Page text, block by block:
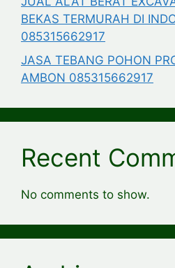
BEKAS TERMURAH DI
085315662917
JASA TEBANG POHON
AMBON 085315662917
Recent
No comments to show.